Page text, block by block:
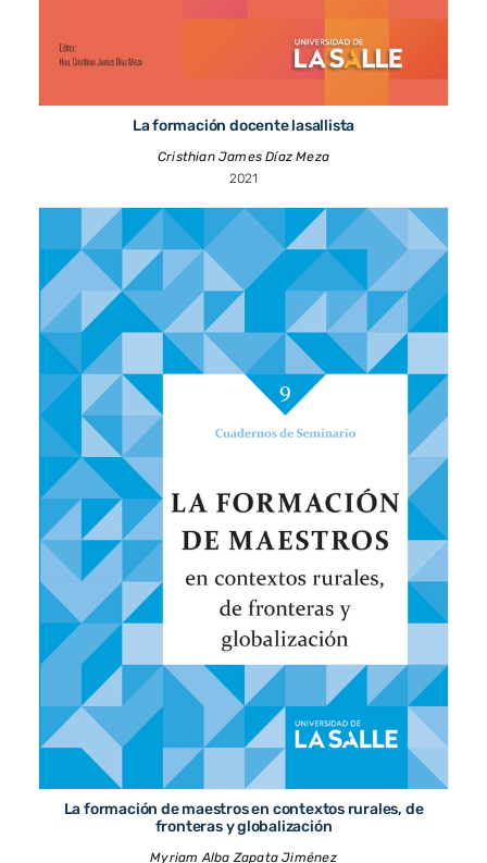
La formación docente lasallista
Cristhian James Díaz Meza
2021
La formación de maestros en contextos rurales, de
fronteras y globalización
Myriam Alba Zapata Jiménez